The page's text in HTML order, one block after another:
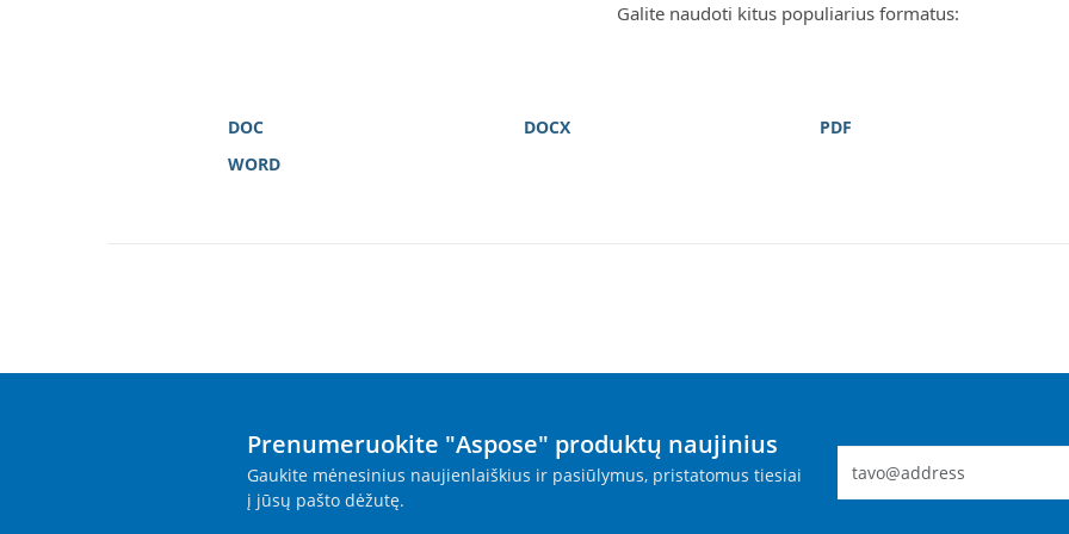
Galite naudoti kitus populiarius formatus:
DOC DOCX PDF
WORD
Prenumeruokite "Aspose" produktų naujinius
Gaukite mėnesinius naujienlaiškius ir pasiūlymus, pristatomus tiesiai
į jūsų pašto dėžutę.